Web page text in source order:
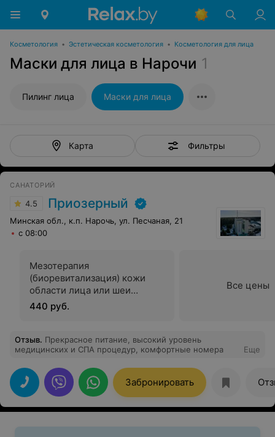
Косметология • Эстетическая косметология • Косметология для лица
Маски для лица в Нарочи 1
Пилинг лица Маски для лица
Карта Фильтры
САНАТОРИЙ
4.5 Приозерный
Минская обл., к.п. Нарочь, ул. Песчаная, 21
с 08:00
Мезотерапия
(биоревитализация) кожи
области лица или шеи
(препарат RRS Hyalift, Revofil
aquashine BR 2 мл, Filorga
440 руб.
Все цены
Отзыв. Прекрасное питание, высокий уровень
медицинских и СПА процедур, комфортные номера
Еще
Забронировать